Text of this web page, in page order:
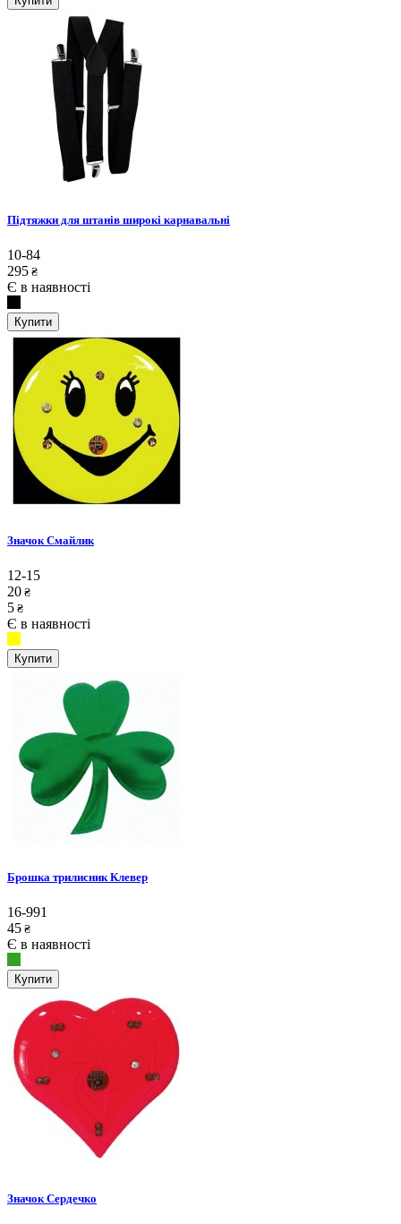
Підтяжки для штанів широкі карнавальні
10-84
295 ₴
Є в наявності
Купити
Значок Смайлик
12-15
20 ₴
5 ₴
Є в наявності
Купити
Брошка трилисник Клевер
16-991
45 ₴
Є в наявності
Купити
Значок Сердечко